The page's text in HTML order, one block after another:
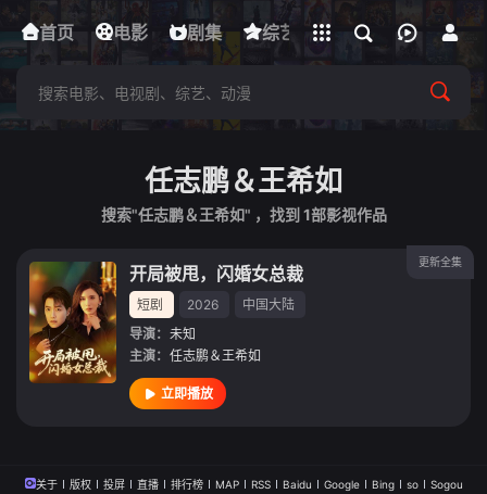
首页 电影 剧集 综艺 动漫 短剧
下载客户端
立即登录
任志鹏＆王希如
搜索"任志鹏＆王希如" ，找到 1部影视作品
更新全集
开局被甩，闪婚女总裁
短剧 2026
中国大陆
导演： 未知
主演： 任志鹏＆王希如
立即播放
关于 版权 投屏 直播 排行榜 MAP RSS Baidu Google Bing so
Sogou